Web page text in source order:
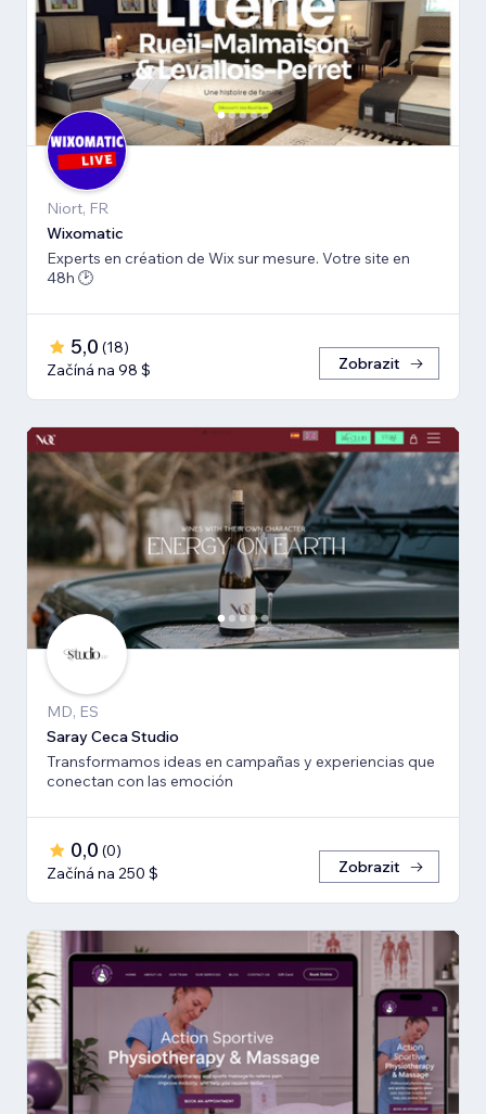
Niort, FR
Wiхomatic
Experts en création de Wix sur mesure. Votre site en
48h 🕑
5,0 (18)
Začíná na 98 $
Zobrazit
MD, ES
Saray Ceca Studio
Transformamos ideas en campañas y experiencias que
conectan con las emoción
0,0 (0)
Začíná na 250 $
Zobrazit